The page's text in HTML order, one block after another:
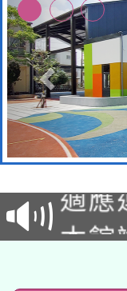
本校
招甄
招)
適應
本館